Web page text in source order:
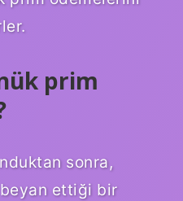
prim
sonra,
beyan ettiği bir